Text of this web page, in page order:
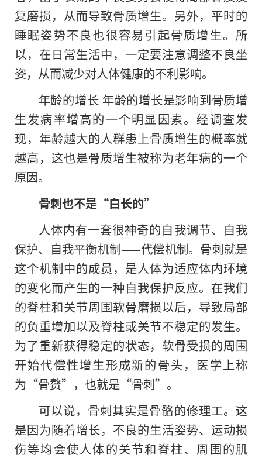
复磨损，从而导致骨质增生。另外，平时的
睡眠姿势不良也很容易引起骨质增生。所
以，在日常生活中，一定要注意调整不良坐
姿，从而减少对人体健康的不利影响。
年龄的增长 年龄的增长是影响到骨质增
生发病率增高的一个明显因素。经调查发
现，年龄越大的人群患上骨质增生的概率就
越高，这也是骨质增生被称为老年病的一个
原因。
骨刺也不是“白长的”
人体内有一套很神奇的自我调节、自我
保护、自我平衡机制——代偿机制。骨刺就是
这个机制中的成员，是人体为适应体内环境
的变化而产生的一种自我保护反应。在我们
的脊柱和关节周围软骨磨损以后，导致局部
的负重增加以及脊柱或关节不稳定的发生。
为了重新获得稳定的状态，软骨受损的周围
开始代偿性增生形成新的骨头，医学上称
为“骨赘”，也就是“骨刺”。
可以说，骨刺其实是骨骼的修理工。这
是因为随着增长，不良的生活姿势、运动损
伤等均会使人体的关节和脊柱、周围的肌